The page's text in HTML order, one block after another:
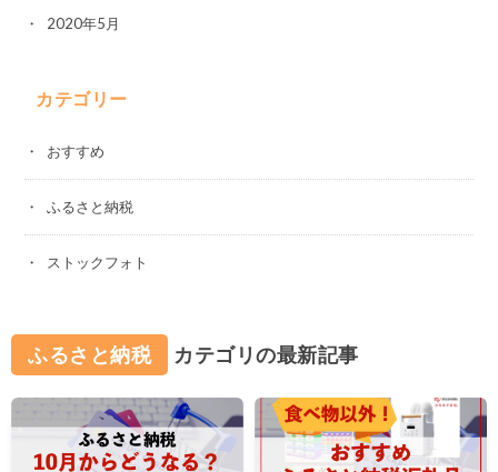
2020年5月
カテゴリー
おすすめ
ふるさと納税
ストックフォト
ふるさと納税 カテゴリの最新記事